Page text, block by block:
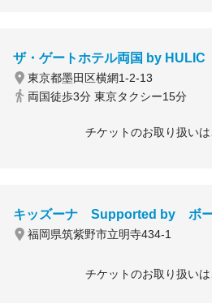
ザ・ゲートホテル両国 by HULIC
東京都墨田区横網1-2-13
両国徒歩3分 東京タクシー15分
チケットのお取り扱い
キッズーナ Supported by ボ
福岡県筑紫野市立明寺434-1
チケットのお取り扱い